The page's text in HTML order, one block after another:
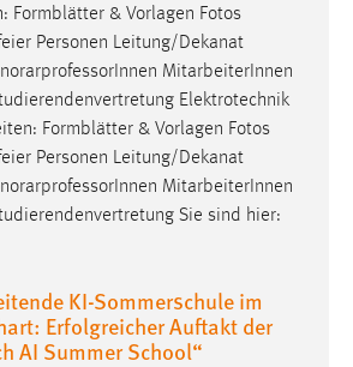
Formblätter & Vorlagen Fotos
Personen Leitung/Dekanat
MitarbeiterInnen
Elektrotechnik
Formblätter & Vorlagen Fotos
Personen Leitung/Dekanat
MitarbeiterInnen
Sie sind hier:
KI-Sommerschule im
Erfolgreicher Auftakt der
AI Summer School“